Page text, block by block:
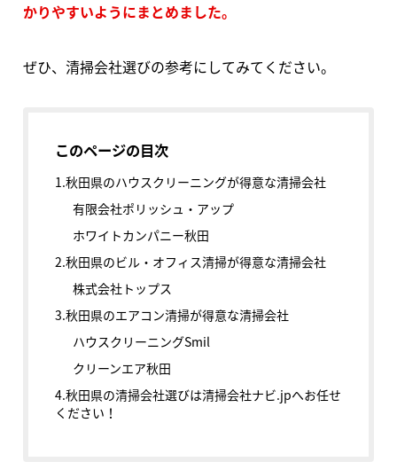
かりやすいようにまとめました。
ぜひ、清掃会社選びの参考にしてみてください。
このページの目次
1.秋田県のハウスクリーニングが得意な清掃会社
有限会社ポリッシュ・アップ
ホワイトカンパニー秋田
2.秋田県のビル・オフィス清掃が得意な清掃会社
株式会社トップス
3.秋田県のエアコン清掃が得意な清掃会社
ハウスクリーニングSmil
クリーンエア秋田
4.秋田県の清掃会社選びは清掃会社ナビ.jpへお任せ
ください！